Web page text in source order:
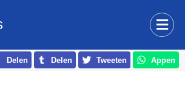
Delen Delen Tweeten Appen